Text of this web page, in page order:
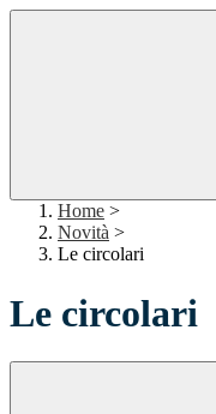
Home >
Novità >
Le circolari
Le circolari